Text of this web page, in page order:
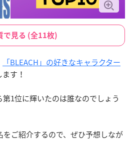
で見る (全11枚)
「BLEACH」の好きなキャラクター
す！
1位に輝いたのは誰なのでしょう
をご紹介するので、ぜひ予想しなが